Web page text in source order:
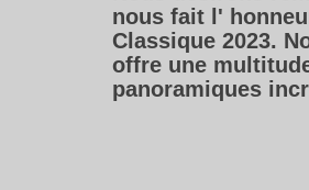
nous fait l'
Classique 2023.
offre une
panoramiques